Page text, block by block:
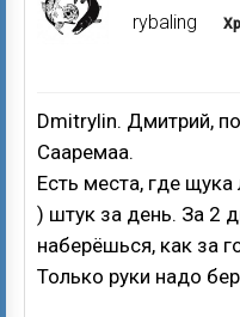
rybaling
Dmitrylin. Дмитрий,
Сааремаа.
Есть места, где
) штук за день. За 2
наберёшься, как за
Только руки надо